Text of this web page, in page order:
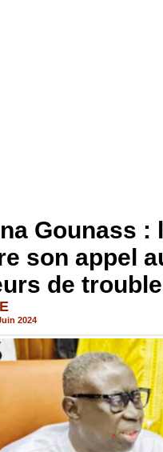
Gounass :
son appel
de
2024